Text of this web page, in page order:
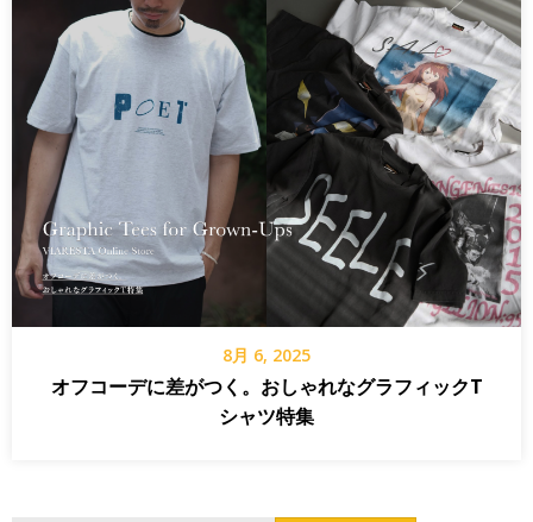
8月 6, 2025
オフコーデに差がつく。おしゃれなグラフィックT
シャツ特集